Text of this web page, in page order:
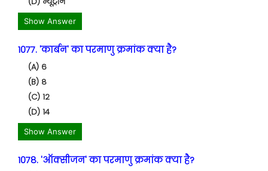
Show Answer
1077. 'कार्बन' का परमाणु क्रमांक क्या है?
(A) 6
(B) 8
(C) 12
(D) 14
Show Answer
1078. 'ऑक्सीजन' का परमाणु क्रमांक क्या है?